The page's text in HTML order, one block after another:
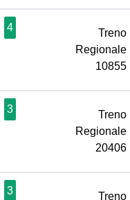
4
Treno
Regionale
10855
3
Treno
Regionale
20406
3
Treno